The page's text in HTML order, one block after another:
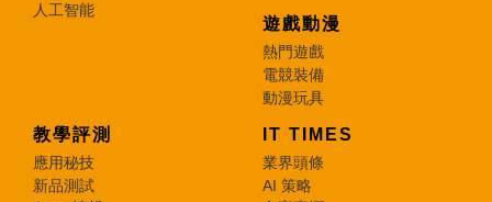
人工智能
遊戲動漫
熱門遊戲
電競裝備
動漫玩具
教學評測
應用秘技
新品測試
IT TIMES
業界頭條
AI 策略